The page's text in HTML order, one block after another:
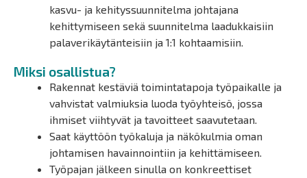
kasvu- ja kehityssuunnitelma johtajana
kehittymiseen sekä suunnitelma laadukkaisiin
palaverikäytänteisiin ja 1:1 kohtaamisiin.
Miksi osallistua?
Rakennat kestäviä toimintatapoja työpaikalle ja
vahvistat valmiuksia luoda työyhteisö, jossa
ihmiset viihtyvät ja tavoitteet saavutetaan.
Saat käyttöön työkaluja ja näkökulmia oman
johtamisen havainnointiin ja kehittämiseen.
Työpajan jälkeen sinulla on konkreettiset